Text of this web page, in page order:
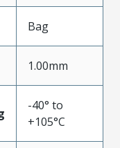
Bag
1.00mm
-40° to
+105°C